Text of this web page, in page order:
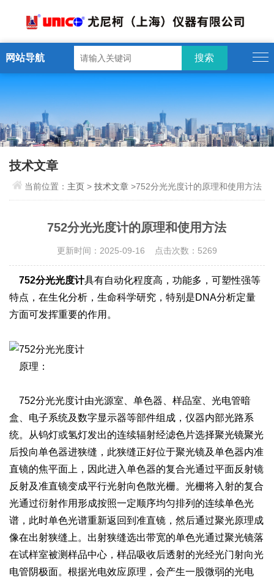
网站导航
技术文章
当前位置： 主页 >技术文章 >752分光光度计的原理和使用方法
752分光光度计的原理和使用方法
更新时间：2025-09-16 点击次数：5269
752分光光度计具有自动化程度高，功能多，可塑性强等
特点，在生化分析，生命科学研究，特别是DNA分析定量
方面可发挥重要的作用。
原理：
752分光光度计由光源室、单色器、样品室、光电管暗
盒、电子系统及数字显示器等部件组成，仪器内部光路系
统。从钨灯或氢灯发出的连续辐射经滤色片选择聚光镜聚光
后投向单色器进狭缝，此狭缝正好位于聚光镜及单色器内准
直镜的焦平面上，因此进入单色器的复合光通过平面反射镜
反射及准直镜变成平行光射向色散光栅。光栅将入射的复合
光通过衍射作用形成按照一定顺序均匀排列的连续单色光
谱，此时单色光谱重新返回到准直镜，然后通过聚光原理成
像在出射狭缝上。出射狭缝选出带宽的单色光通过聚光镜落
在试样室被测样品中心，样品吸收后透射的光经光门射向光
电管阴极面。根据光电效应原理，会产生一股微弱的光电